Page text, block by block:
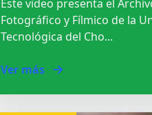
Este video presenta el
Fotográfico y Fílmico de la
Tecnológica del Cho...
Ver más